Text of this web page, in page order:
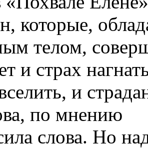
которые,
телом,
и страх
и
по мнению
слова. Но